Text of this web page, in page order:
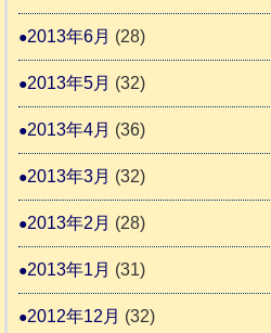
2013年6月 (28)
2013年5月 (32)
2013年4月 (36)
2013年3月 (32)
2013年2月 (28)
2013年1月 (31)
2012年12月 (32)